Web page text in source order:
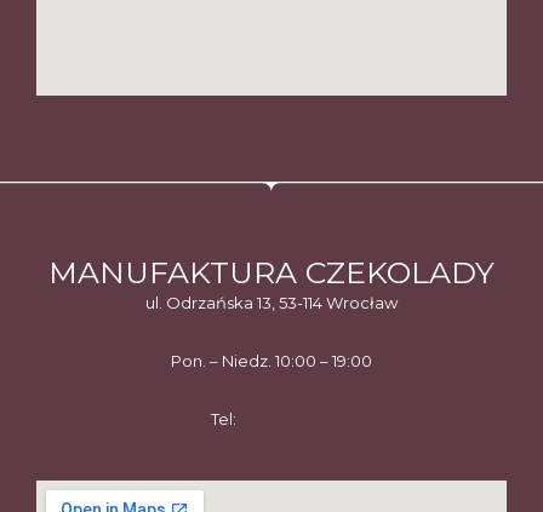
MANUFAKTURA CZEKOLADY
ul. Odrzańska 13, 53-114 Wrocław
Pon. – Niedz. 10:00 – 19:00
Tel: